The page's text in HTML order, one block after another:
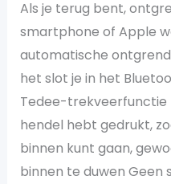
Als je terug bent,
smartphone of Apple
automatische
het slot je in het
Tedee-trekveerfunctie
hendel hebt gedrukt,
binnen kunt gaan,
binnen te duwen Geen